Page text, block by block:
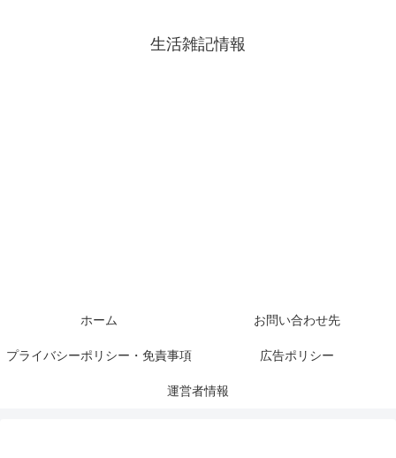
生活雑記情報
ホーム お問い合わせ先
プライバシーポリシー・免責事項 広告ポリシー
運営者情報